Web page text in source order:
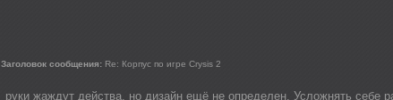
Заголовок сообщения: Re: Корпус по игре Crysis 2
руки жаждут действа, но дизайн ещё не определен. Усложнять себе